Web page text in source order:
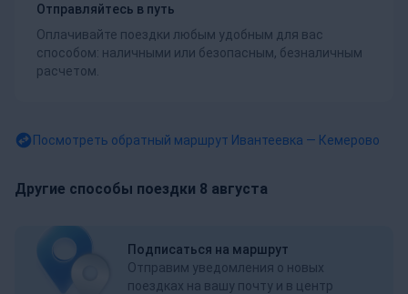
Отправляйтесь в путь
Оплачивайте поездки любым удобным для вас
способом: наличными или безопасным, безналичным
расчетом.
Посмотреть обратный маршрут Ивантеевка — Кемерово
Другие способы поездки 8 августа
Подписаться на маршрут
Отправим уведомления о новых
поездках на вашу почту и в центр